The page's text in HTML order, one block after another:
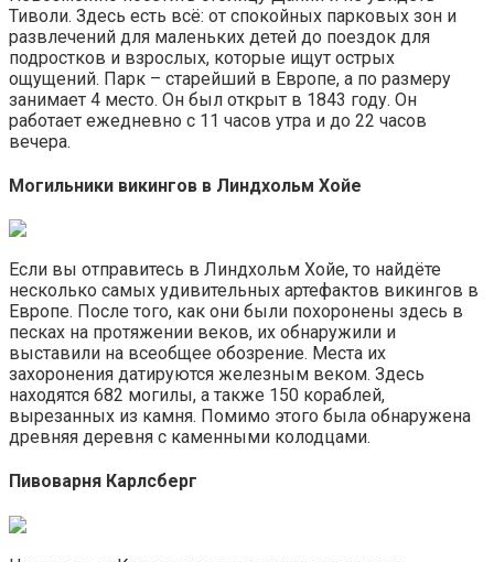
Тиволи. Здесь есть всё: от спокойных парковых зон и
развлечений для маленьких детей до поездок для
подростков и взрослых, которые ищут острых
ощущений. Парк – старейший в Европе, а по размеру
занимает 4 место. Он был открыт в 1843 году. Он
работает ежедневно с 11 часов утра и до 22 часов
вечера.
Могильники викингов в Линдхольм Хойе
Если вы отправитесь в Линдхольм Хойе, то найдёте
несколько самых удивительных артефактов викингов в
Европе. После того, как они были похоронены здесь в
песках на протяжении веков, их обнаружили и
выставили на всеобщее обозрение. Места их
захоронения датируются железным веком. Здесь
находятся 682 могилы, а также 150 кораблей,
вырезанных из камня. Помимо этого была обнаружена
древняя деревня с каменными колодцами.
Пивоварня Карлсберг